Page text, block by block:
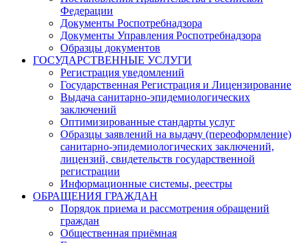
Федерации
Документы Роспотребнадзора
Документы Управления Роспотребнадзора
Образцы документов
ГОСУДАРСТВЕННЫЕ УСЛУГИ
Регистрация уведомлений
Государственная Регистрация и Лицензирование
Выдача санитарно-эпидемиологических
заключений
Оптимизированные стандарты услуг
Образцы заявлений на выдачу (переоформление)
санитарно-эпидемиологических заключений,
лицензий, свидетельств государственной
регистрации
Информационные системы, реестры
ОБРАЩЕНИЯ ГРАЖДАН
Порядок приема и рассмотрения обращений
граждан
Общественная приёмная